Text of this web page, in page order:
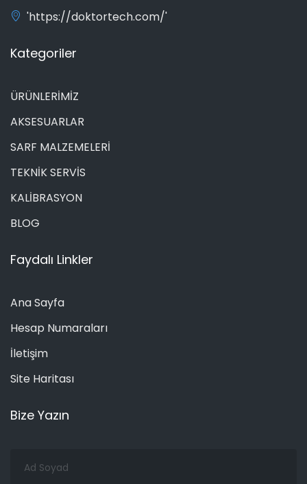
'https://doktortech.com/'
Kategoriler
ÜRÜNLERİMİZ
AKSESUARLAR
SARF MALZEMELERİ
TEKNİK SERVİS
KALİBRASYON
BLOG
Faydalı Linkler
Ana Sayfa
Hesap Numaraları
İletişim
Site Haritası
Bize Yazın
Soyad